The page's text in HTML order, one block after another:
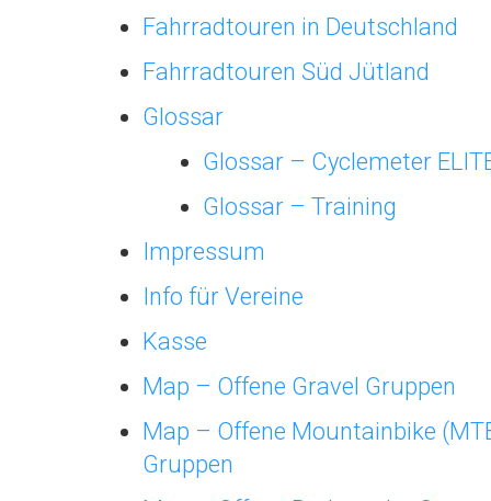
Fahrradtouren in Deutschland
Fahrradtouren Süd Jütland
Glossar
Glossar – Cyclemeter
Glossar – Training
Impressum
Info für Vereine
Kasse
Map – Offene Gravel Gruppen
Map – Offene Mountainbike
Gruppen